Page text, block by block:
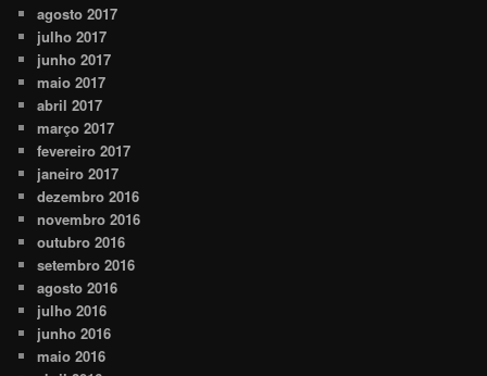
agosto 2017
julho 2017
junho 2017
maio 2017
abril 2017
março 2017
fevereiro 2017
janeiro 2017
dezembro 2016
novembro 2016
outubro 2016
setembro 2016
agosto 2016
julho 2016
junho 2016
maio 2016